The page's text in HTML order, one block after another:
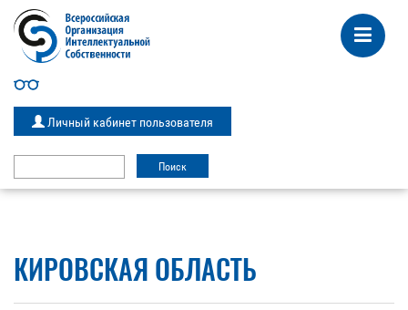
Личный кабинет пользователя
КИРОВСКАЯ ОБЛАСТЬ